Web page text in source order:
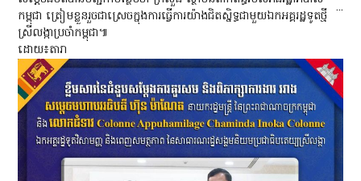
...
កម្ពុជា ត្រៀមខ្លួនរួចជាស្រេចក្នុងការធ្វើការយ៉ាងជិតស្និទ្ធជាមួយឯកអគ្គរដ្ឋទូតថ្មី
ស្រីលង្កាប្រចាំកម្ពុជា៕
ដោយ​៖តារា​